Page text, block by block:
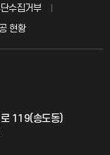
수집거부
현황
119(송도동)